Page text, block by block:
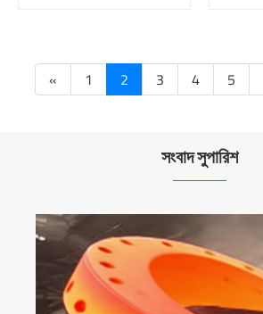
« 1 2 3 4 5
সংবাদ সুপারিশ